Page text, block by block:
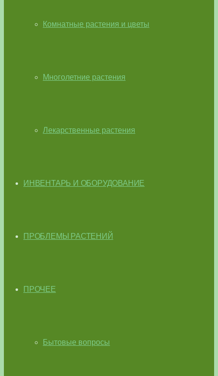
Комнатные растения и цветы
Многолетние растения
Лекарственные растения
ИНВЕНТАРЬ И ОБОРУДОВАНИЕ
ПРОБЛЕМЫ РАСТЕНИЙ
ПРОЧЕЕ
Бытовые вопросы